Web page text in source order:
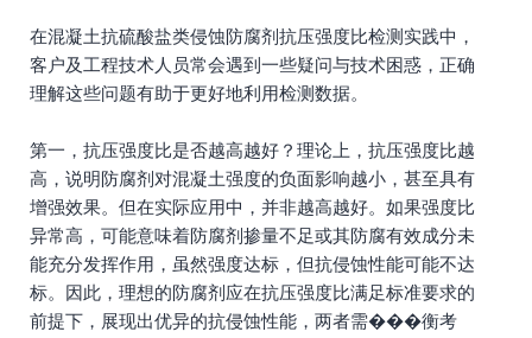
在混凝土抗硫酸盐类侵蚀防腐剂抗压强度比检测实践中，
客户及工程技术人员常会遇到一些疑问与技术困惑，正确
理解这些问题有助于更好地利用检测数据。
第一，抗压强度比是否越高越好？理论上，抗压强度比越
高，说明防腐剂对混凝土强度的负面影响越小，甚至具有
增强效果。但在实际应用中，并非越高越好。如果强度比
异常高，可能意味着防腐剂掺量不足或其防腐有效成分未
能充分发挥作用，虽然强度达标，但抗侵蚀性能可能不达
标。因此，理想的防腐剂应在抗压强度比满足标准要求的
前提下，展现出优异的抗侵蚀性能，两者需���衡考